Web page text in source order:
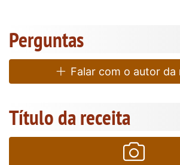
Perguntas
Falar com o autor da
Título da receita